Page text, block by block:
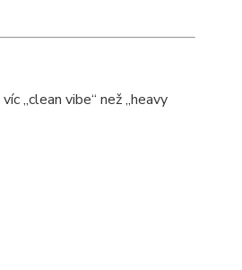
„clean vibe“ než „heavy